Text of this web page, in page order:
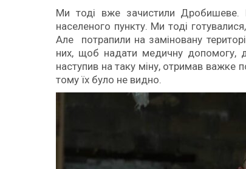
Ми тоді вже зачистили Дробишеве.
населеного пункту. Ми тоді
Але потрапили на заміновану
них, щоб надати медичну допомогу,
наступив на таку міну, отримав важке
тому їх було не видно.